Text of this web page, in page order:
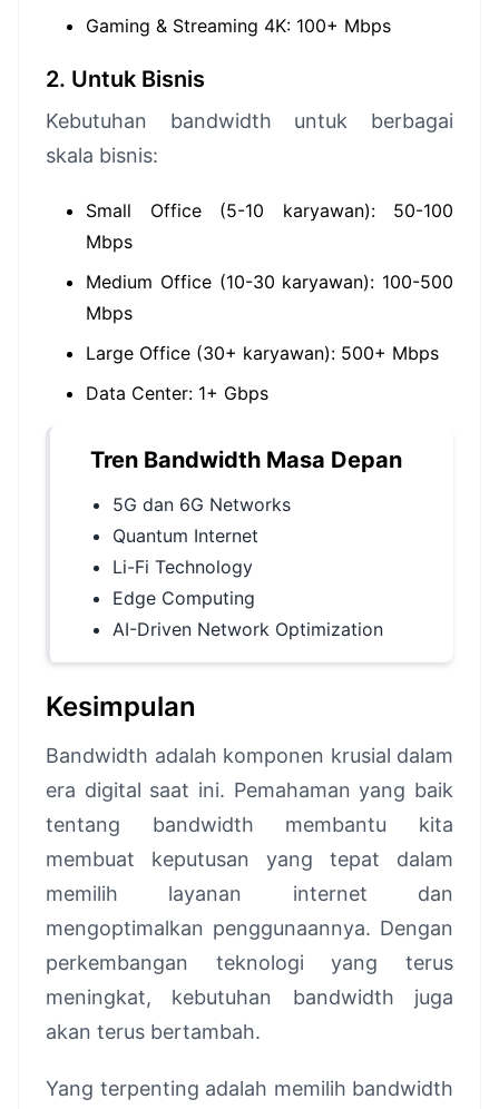
Gaming & Streaming 4K: 100+ Mbps
2. Untuk Bisnis
Kebutuhan bandwidth untuk berbagai
skala bisnis:
Small Office (5-10 karyawan): 50-100
Mbps
Medium Office (10-30 karyawan): 100-500
Mbps
Large Office (30+ karyawan): 500+ Mbps
Data Center: 1+ Gbps
Tren Bandwidth Masa Depan
5G dan 6G Networks
Quantum Internet
Li-Fi Technology
Edge Computing
AI-Driven Network Optimization
Kesimpulan
Bandwidth adalah komponen krusial dalam
era digital saat ini. Pemahaman yang baik
tentang bandwidth membantu kita
membuat keputusan yang tepat dalam
memilih layanan internet dan
mengoptimalkan penggunaannya. Dengan
perkembangan teknologi yang terus
meningkat, kebutuhan bandwidth juga
akan terus bertambah.
Yang terpenting adalah memilih bandwidth